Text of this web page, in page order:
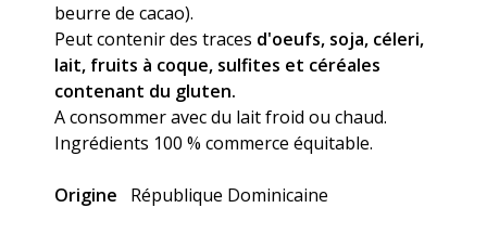
beurre de cacao).
Peut contenir des traces d'oeufs, soja, céleri,
lait, fruits à coque, sulfites et céréales
contenant du gluten.
A consommer avec du lait froid ou chaud.
Ingrédients 100 % commerce équitable.
Origine République Dominicaine